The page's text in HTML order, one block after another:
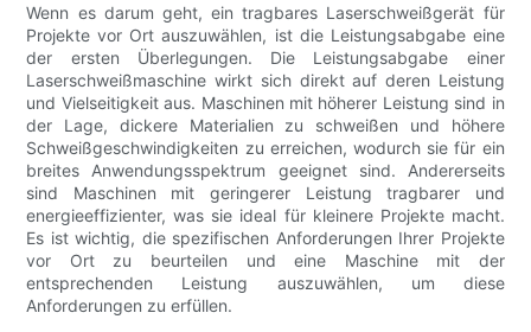
Wenn es darum geht, ein tragbares Laserschweißgerät für
Projekte vor Ort auszuwählen, ist die Leistungsabgabe eine
der ersten Überlegungen. Die Leistungsabgabe einer
Laserschweißmaschine wirkt sich direkt auf deren Leistung
und Vielseitigkeit aus. Maschinen mit höherer Leistung sind in
der Lage, dickere Materialien zu schweißen und höhere
Schweißgeschwindigkeiten zu erreichen, wodurch sie für ein
breites Anwendungsspektrum geeignet sind. Andererseits
sind Maschinen mit geringerer Leistung tragbarer und
energieeffizienter, was sie ideal für kleinere Projekte macht.
Es ist wichtig, die spezifischen Anforderungen Ihrer Projekte
vor Ort zu beurteilen und eine Maschine mit der
entsprechenden Leistung auszuwählen, um diese
Anforderungen zu erfüllen.